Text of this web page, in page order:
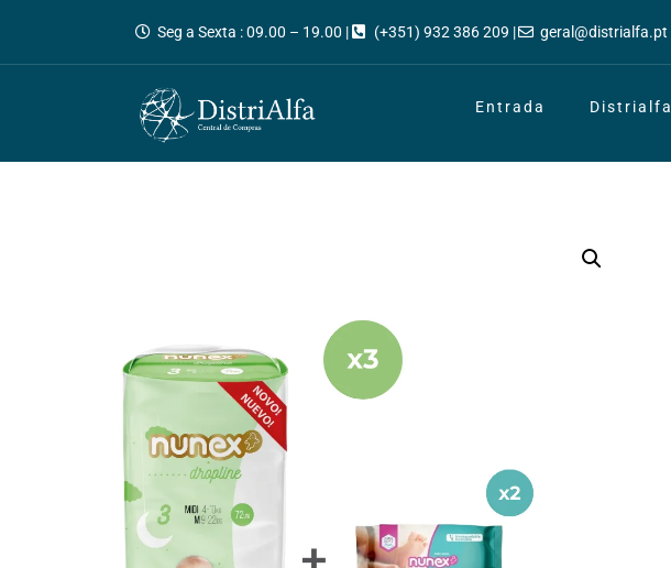
Seg a Sexta : 09.00 – 19.00 | (+351) 932 386 209 | geral@distrialfa.pt
Entrada Distrialfa